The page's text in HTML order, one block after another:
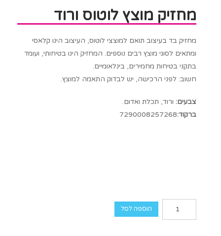
מחזיק מוצץ לוטוס ורוד
מחזיק בד בעיצוב תואם למוצצי לוטוס, העיצוב הינו קלאסי
ומתאים לסוגי מוצץ רבים נוספים. המחזיק הינו בטיחותי, ועומד
בתקני בטיחות מחמירים, בינלאומיים.
חשוב: לפני הרכישה, יש לבדוק התאמה למוצץ.
צבעים: ורוד, תכלת ואדום.
ברקוד:7290008257268
הוספה לסל